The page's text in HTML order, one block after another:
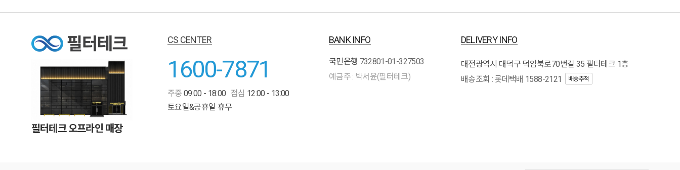
필터테크 오프라인 매장
CS CENTER
1600-7871
주중 09:00 - 18:00 점심 12:00 - 13:00
토요일&공휴일 휴무
BANK INFO
국민은행 732801-01-327503
예금주 : 박서윤(필터테크)
DELIVERY INFO
대전광역시 대덕구 덕암북로70번길 35 필터테크 1층
배송조회 : 롯데택배 1588-2121
배송추적